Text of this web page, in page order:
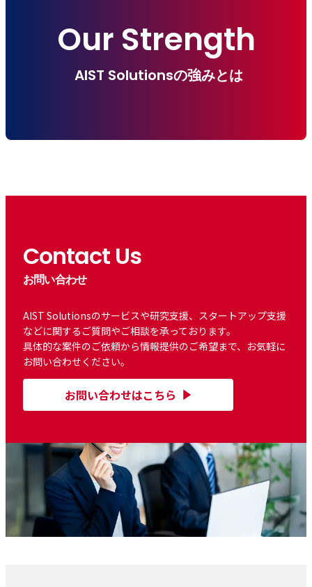
Our Strength
AIST Solutionsの強みとは
Contact Us
お問い合わせ
AIST Solutionsのサービスや研究支援、スタートアップ支援
などに関するご質問やご相談を承っております。
具体的な案件のご依頼から情報提供のご希望まで、お気軽に
お問い合わせください。
お問い合わせはこちら